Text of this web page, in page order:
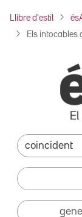
Llibre d'estil
Els intocables